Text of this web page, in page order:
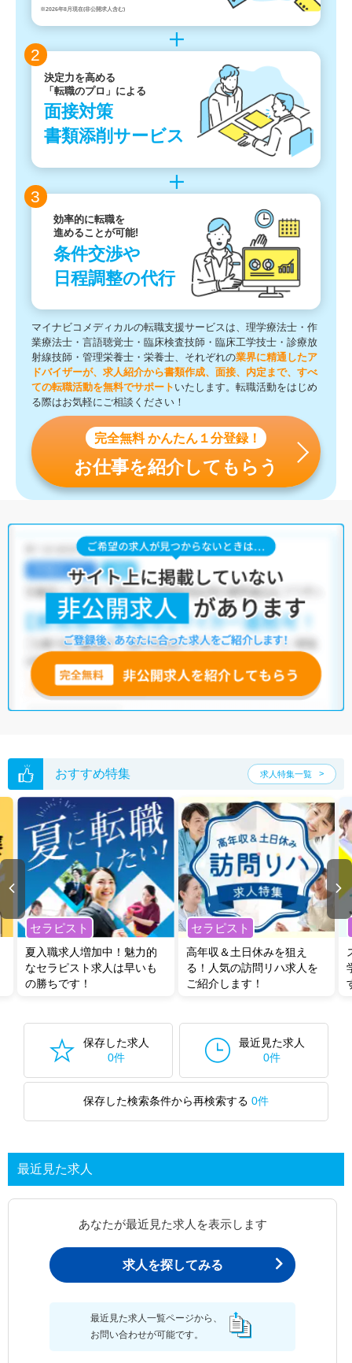
※2026年8月現在(非公開求人含む)
2
決定力を高める
「転職のプロ」による
面接対策
書類添削サービス
3
効率的に転職を
進めることが可能!
条件交渉や
日程調整の代行
マイナビコメディカルの転職支援サービスは、理学療法士・作
業療法士・言語聴覚士・臨床検査技師・臨床工学技士・診療放
射線技師・管理栄養士・栄養士、それぞれの業界に精通したア
ドバイザーが、求人紹介から書類作成、面接、内定まで、すべ
ての転職活動を無料でサポート いたします。転職活動をはじめ
る際はお気軽にご相談ください！
完全無料 かんたん１分登録！
お仕事を紹介してもらう
おすすめ特集 求人特集一覧
セラピスト
夏入職求人増加中！魅力的
なセラピスト求人は早いも
の勝ちです！
セラピスト
高年収＆土日休みを狙え
る！人気の訪問リハ求人を
ご紹介します！
保存した求人
0件
最近見た求人
0件
保存した検索条件から再検索する 0件
最近見た求人
あなたが最近見た求人を表示します
求人を探してみる
最近見た求人一覧ページから、
お問い合わせが可能です。